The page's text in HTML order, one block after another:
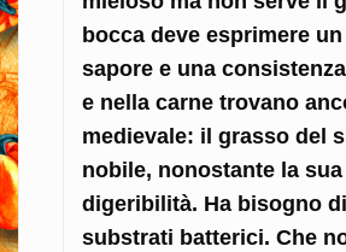
bocca deve esprimere
sapore e una
e nella carne trovano
medievale: il grasso del
nobile, nonostante la
digeribilità. Ha bisogno
substrati batterici. Che